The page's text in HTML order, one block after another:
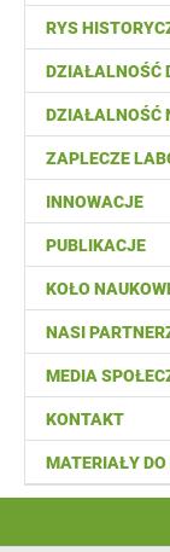
RYS
DZIAŁALNOŚĆ
DZIAŁALNOŚĆ
ZAPLECZE
INNOWACJE
PUBLIKACJE
KOŁO
NASI
MEDIA
KONTAKT
MATERIAŁY